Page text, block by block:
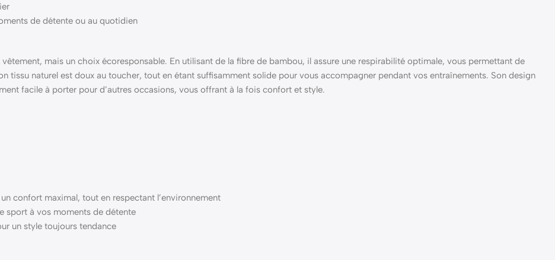
de détente ou au quotidien
mais un choix écoresponsable. En utilisant de la fibre de bambou, il assure une respirabilité optimale, vous permettant de
tissu naturel est doux au toucher, tout en étant suffisamment solide pour vous accompagner pendant vos entraînements. Son design
facile à porter pour d’autres occasions, vous offrant à la fois confort et style.
confort maximal, tout en respectant l’environnement
sport à vos moments de détente
un style toujours tendance